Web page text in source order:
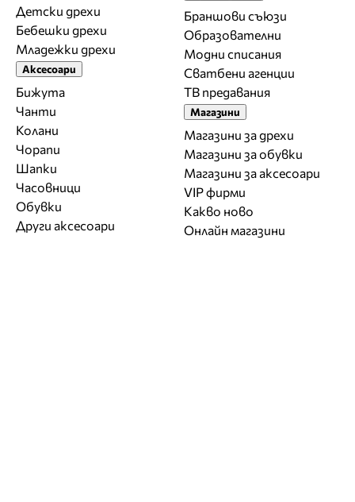
Детски дрехи
Бебешки дрехи
Младежки дрехи
Аксесоари
Бижута
Чанти
Колани
Чорапи
Шапки
Часовници
Обувки
Други аксесоари
Браншови съюзи
Образователни
Модни списания
Сватбени агенции
ТВ предавания
Магазини
Магазини за дрехи
Магазини за обувки
Магазини за aксесоари
VIP фирми
Какво ново
Онлайн магазини